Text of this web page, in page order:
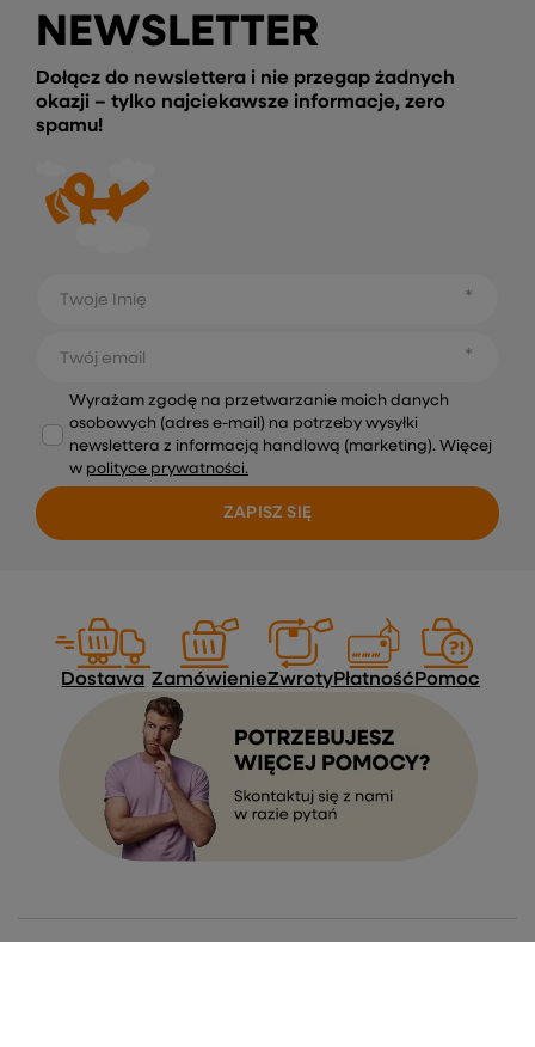
NEWSLETTER
Dołącz do newslettera i nie przegap żadnych
okazji – tylko najciekawsze informacje, zero
spamu!
Twoje Imię
Twój email
Wyrażam zgodę na przetwarzanie moich danych
osobowych (adres e-mail) na potrzeby wysyłki
newslettera z informacją handlową (marketing). Więcej
w polityce prywatności.
ZAPISZ SIĘ
Dostawa ZamówienieZwrotyPłatność Pomoc